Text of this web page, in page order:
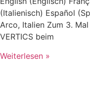
(Italienisch) Español
Arco, Italien Zum 3.
VERTICS beim
Weiterlesen »